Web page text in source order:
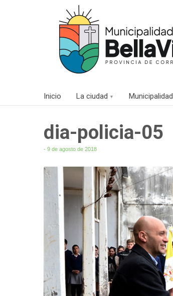
Inicio La ciudad Municipalidad
dia-policia-05
- 9 de agosto de 2018